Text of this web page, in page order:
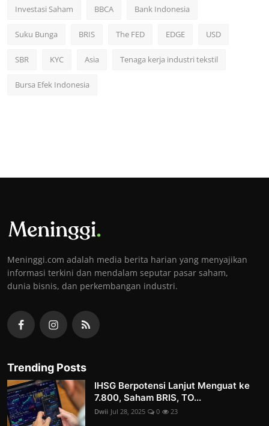
Investasi Saham BBCA Bank Indonesia
Suku Bunga BRIS The FED EDGE USD
SBR KYC Asia Tenaga kerja industri tekstil
Bursa Efek Indonesia
Meninggi.com adalah media berita harian yang menyajikan
informasi terkini dan mendalam seputar pasar saham,
dunia bisnis, dan perkembangan industri.
Trending Posts
IHSG Berpotensi Lanjut Menguat ke
7.800, Saham BRIS, TO...
Dwii Jul 28, 2025 0 23